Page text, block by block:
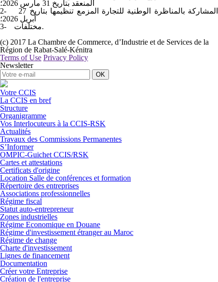
2- المشاركة بالمناظرة الوطنية للتجارة المزمع تنظيمها بتاريخ 27
أبريل 2026؛
3- مختلفات.
(c) 2017 La Chambre de Commerce, d’Industrie et de Services de la
Région de Rabat-Salé-Kénitra
Terms of Use Privacy Policy
Newsletter
OK
Votre CCIS
La CCIS en bref
Structure
Organigramme
Vos Interlocuteurs à la CCIS-RSK
Actualités
Travaux des Commissions Permanentes
S’Informer
OMPIC-Guichet CCIS/RSK
Cartes et attestations
Certificats d'origine
Location Salle de conférences et formation
Répertoire des entreprises
Associations professionnelles
Régime fiscal
Statut auto-entrepreneur
Zones industrielles
Régime Economique en Douane
Régime d'investissement étranger au Maroc
Régime de change
Charte d'investissement
Lignes de financement
Documentation
Créer votre Entreprise
Création de l'entreprise